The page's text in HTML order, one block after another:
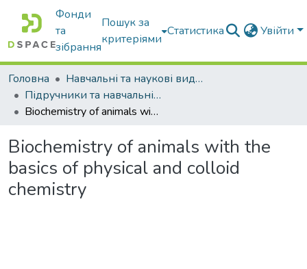
Фонди
та
зібрання
Пошук за
критеріями
Статистика Увійти
Головна
Навчальні та наукові видання
Підручники та навчальні посібники
Biochemistry of animals with the basics of physical and colloid chemistry
Biochemistry of animals with the
basics of physical and colloid
chemistry